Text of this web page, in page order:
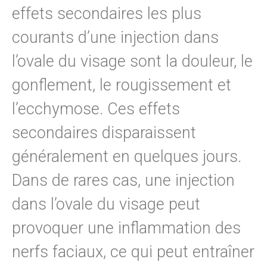
effets secondaires les plus
courants d’une injection dans
l’ovale du visage sont la douleur, le
gonflement, le rougissement et
l’ecchymose. Ces effets
secondaires disparaissent
généralement en quelques jours.
Dans de rares cas, une injection
dans l’ovale du visage peut
provoquer une inflammation des
nerfs faciaux, ce qui peut entraîner